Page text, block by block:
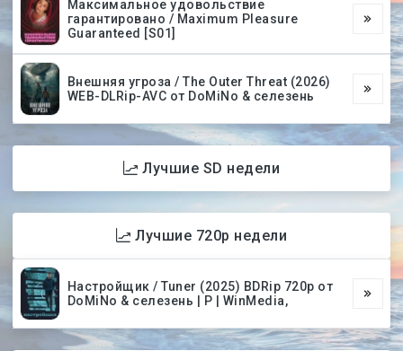
Максимальное удовольствие
гарантировано / Maximum Pleasure
Guaranteed [S01]
Внешняя угроза / The Outer Threat (2026)
WEB-DLRip-AVC от DoMiNo & селезень
Лучшие SD недели
Лучшие 720p недели
Настройщик / Tuner (2025) BDRip 720p от
DoMiNo & селезень | P | WinMedia,